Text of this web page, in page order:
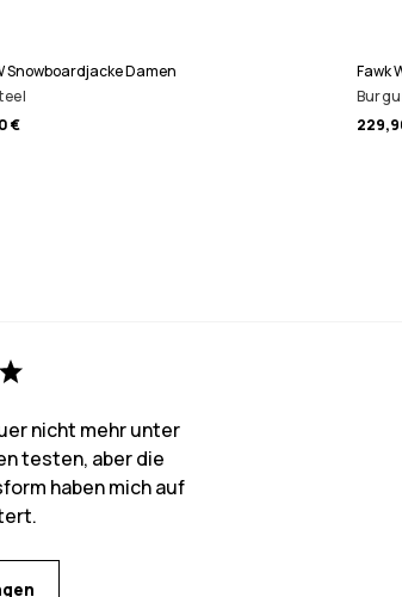
Snowboardjacke Damen
€
Fawk
nicht mehr unter
testen, aber die
haben mich auf